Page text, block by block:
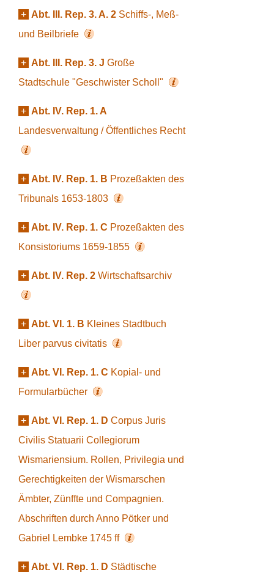
+ Abt. III. Rep. 3. A. 2 Schiffs-, Meß-
und Beilbriefe
+ Abt. III. Rep. 3. J Große
Stadtschule "Geschwister Scholl"
+ Abt. IV. Rep. 1. A
Landesverwaltung / Öffentliches Recht
+ Abt. IV. Rep. 1. B Prozeßakten des
Tribunals 1653-1803
+ Abt. IV. Rep. 1. C Prozeßakten des
Konsistoriums 1659-1855
+ Abt. IV. Rep. 2 Wirtschaftsarchiv
+ Abt. VI. 1. B Kleines Stadtbuch
Liber parvus civitatis
+ Abt. VI. Rep. 1. C Kopial- und
Formularbücher
+ Abt. VI. Rep. 1. D Corpus Juris
Civilis Statuarii Collegiorum
Wismariensium. Rollen, Privilegia und
Gerechtigkeiten der Wismarschen
Ämbter, Zünffte und Compagnien.
Abschriften durch Anno Pötker und
Gabriel Lembke 1745 ff
+ Abt. VI. Rep. 1. D Städtische